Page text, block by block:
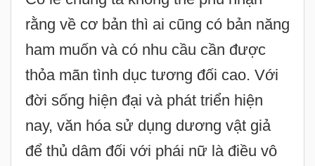
rằng về cơ bản thì ai cũng có bản năng
ham muốn và có nhu cầu cần được
thỏa mãn tình dục tương đối cao. Với
đời sống hiện đại và phát triển hiện
nay, văn hóa sử dụng dương vật giả
để thủ dâm đối với phái nữ là điều vô